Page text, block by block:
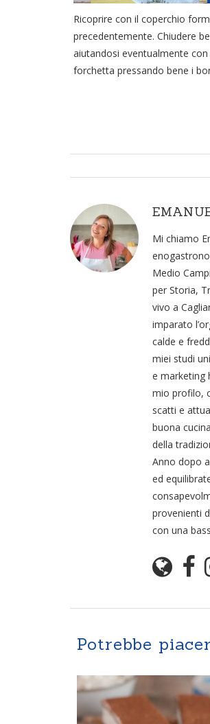
Ricoprire con il coperchio
precedentemente. Chiudere
aiutandosi eventualmente con
forchetta pressando bene i
Mi chiamo
Medio
per Storia,
vivo a
imparato
calde e
miei studi
e marketing
mio profilo,
scatti e
buona
della
Anno dopo
ed
provenienti
con una
Potrebbe